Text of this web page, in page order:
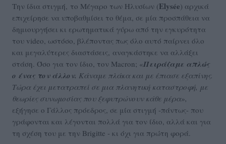
Την ίδια στιγμή, το Μέγαρο των Ηλυσίων (Elysée) αρχικά
επιχείρησε να υποβαθμίσει το θέμα, σε μία προσπάθεια να
δημιουργήσει κι ερωτηματικά γύρω από την εγκυρότητα
του video, ωστόσο, βλέποντας πως όλο αυτό παίρνει όλο
και μεγαλύτερες διαστάσεις, αναγκάστηκε να αλλάξει
στάση. Όσο για τον ίδιο, τον Macron; «Πειράζαμε απλώς
ο ένας τον άλλον. Κάναμε πλάκα και με έπιασε εξαπίνης.
Τώρα έχει μετατραπεί σε μια πλανητική καταστροφή, με
θεωρίες συνωμοσίας που ξεφυτρώνουν κάθε μέρα»,
εξήγησε ο Γάλλος πρόεδρος, σε μία στιγμή -πάντως- που
γράφονται και λέγονται πολλά για τον ίδιο, αλλά και για
τη σχέση του με την Brigitte - κι όχι για πρώτη φορά.